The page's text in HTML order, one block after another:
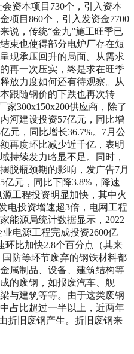
资本项目730个，引入资本
项目860个，引入发资金7700
说，传统“金九”施工旺季已
束也使得部分电炉厂存在短
现承压回升的局面。从需求
再一次压实，终是求在旺季
放力度如何还有待观察。从
跟随钢价的下跌也再次转
家300x150x200供应商，除了
内河建设投资57亿元，同比增
元，同比增长36.7%。7月公
再度环比减少近千亿，表明
持续发力略显不足。同时，
脱瓶颈期的影响，发广告7月
亿元，同比下降3.8%，降速
源工程投资明显加快，其中火
电投资增速超3倍，电网工程
能源局统计数据显示，2022
电源工程完成投资2600亿
环比加快2.8个百分点（其来
防等环节废弃的钢铁材料都
属制品、设备、建筑结构等
的废钢，如报废汽车、舰
与建筑等等。由于这类废钢
占比超过一半以上，近两年
折旧废钢产生。折旧废钢来